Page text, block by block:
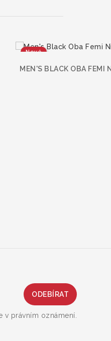
Nové
MEN'S BLACK OBA FEMI
právním oznámení.